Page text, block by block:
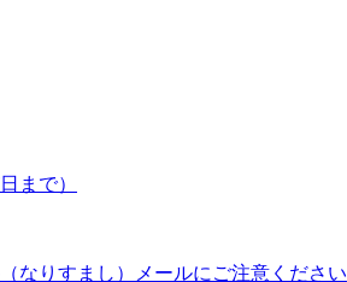
まで）
なりすまし）メールにご注意ください